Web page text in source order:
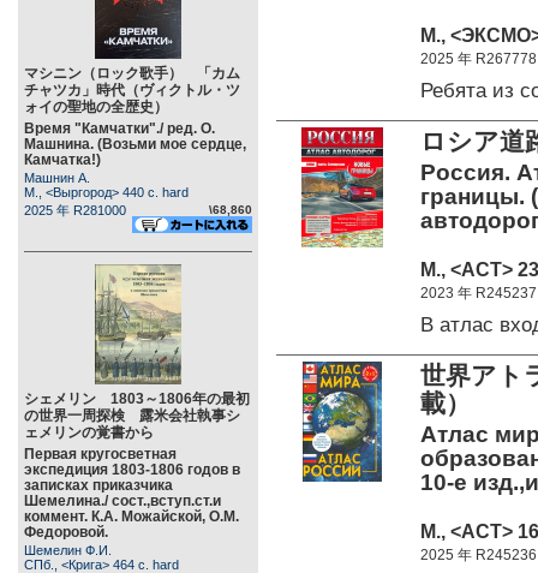
マシニン（ロック歌手） 「カム
チャツカ」時代（ヴィクトル・ツ
ォイの聖地の全歴史）
Время "Камчатки"./ ред. О.
Машнина. (Возьми мое сердце,
Камчатка!)
Машнин А.
М., <Выргород> 440 c. hard
2025 年 R281000
\68,860
シェメリン 1803～1806年の最初
の世界一周探検 露米会社執事シ
ェメリンの覚書から
Первая кругосветная
экспедиция 1803-1806 годов в
записках приказчика
Шемелина./ сост.,вступ.ст.и
коммент. К.А. Можайской, О.М.
Федоровой.
Шемелин Ф.И.
СПб., <Крига> 464 c. hard
М.,
2025 年 R267778
Ребята из
ロシア道
Россия.
границы.
М., <АСТ>
2023 年 R245237
В атлас
世界アト
載）
Атлас
10-е
М., <АСТ>
2025 年 R245236